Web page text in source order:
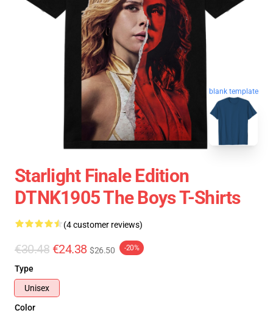
blank template
Starlight Finale Edition
DTNK1905 The Boys T-Shirts
(4 customer reviews)
€30.48 €24.38 $26.50 -20%
Type
Unisex
Color